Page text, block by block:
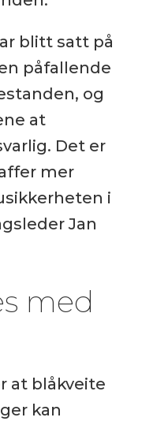
blitt satt på
påfallende
og
at
Det er
mer
i
Jan
med
at blåkveite
kan